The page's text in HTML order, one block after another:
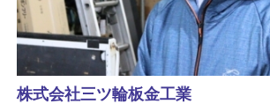
株式会社三ツ輪板金工業